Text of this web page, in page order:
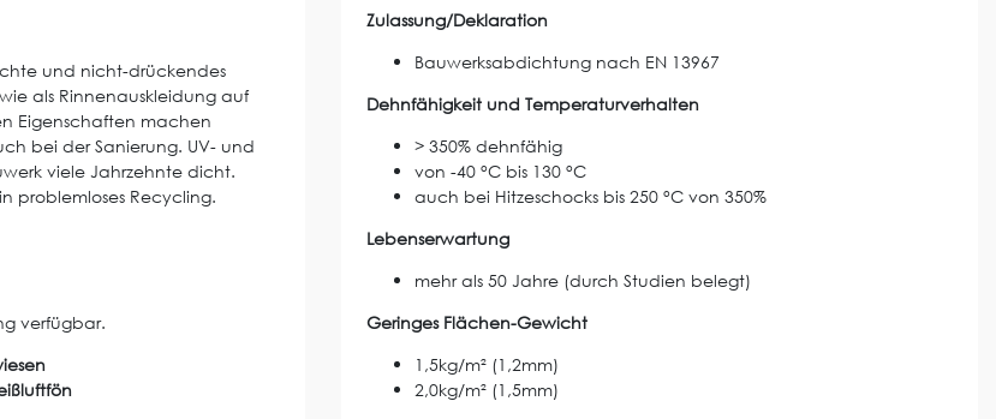
und nicht-drückendes
als Rinnenauskleidung auf
Eigenschaften machen
bei der Sanierung. UV- und
viele Jahrzehnte dicht.
problemloses Recycling.
verfügbar.
Zulassung/Deklaration
Bauwerksabdichtung nach EN 13967
Dehnfähigkeit und Temperaturverhalten
> 350% dehnfähig
von -40 °C bis 130 °C
auch bei Hitzeschocks bis 250 °C von 350%
Lebenserwartung
mehr als 50 Jahre (durch Studien belegt)
Geringes Flächen-Gewicht
1,5kg/m² (1,2mm)
2,0kg/m² (1,5mm)